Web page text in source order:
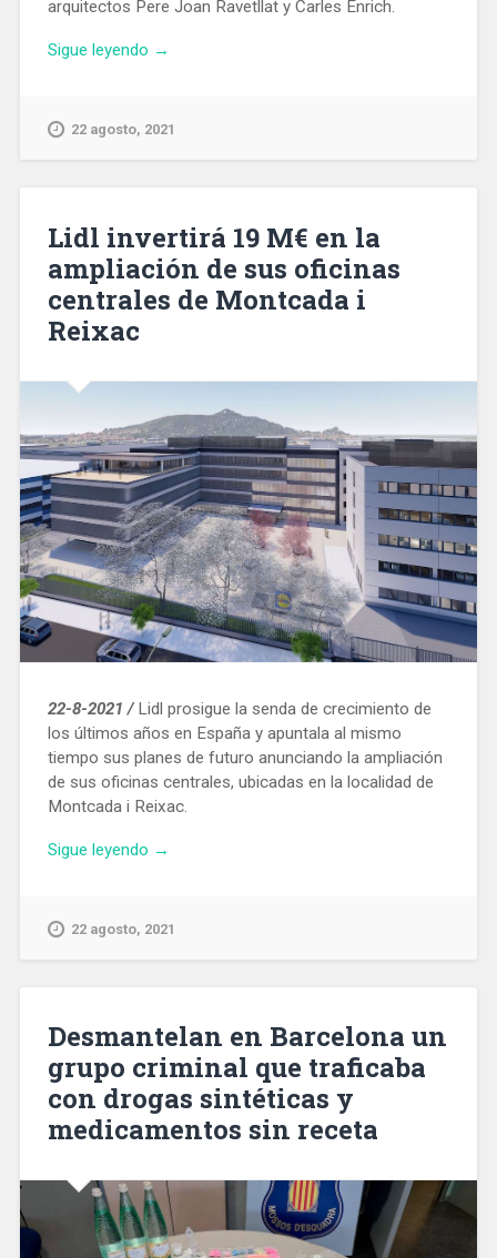
arquitectos Pere Joan Ravetllat y Carles Enrich.
Sigue leyendo «El
provisional
cuando
se
vayan
→
22 agosto, 2021
Lidl invertirá 19 M€ en la
ampliación de sus oficinas
centrales de Montcada i
Reixac
22-8-2021 /Lidl prosigue la senda de crecimiento de
los últimos años en España y apuntala al mismo
tiempo sus planes de futuro anunciando la ampliación
de sus oficinas centrales, ubicadas en la localidad de
Montcada i Reixac.
Sigue leyendo «Lidl
M€
sus
oficinas
centrales
de
Montcada
Reixac»
→
22 agosto, 2021
Desmantelan en Barcelona un
grupo criminal que traficaba
con drogas sintéticas y
medicamentos sin receta